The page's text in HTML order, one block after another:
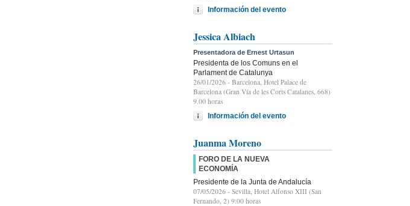
Información del evento
Jessica Albiach
Presentadora de Ernest Urtasun
Presidenta de los Comuns en el
Parlament de Catalunya
26/01/2026 - Barcelona, Hotel Palace de
Barcelona (Gran Vía de les Corts Catalanes, 668)
9.00 horas
Información del evento
Juanma Moreno
FORO DE LA NUEVA
ECONOMÍA
Presidente de la Junta de Andalucía
07/05/2026 - Sevilla, Hotel Alfonso XIII (San
Fernando, 2) 9:00 horas